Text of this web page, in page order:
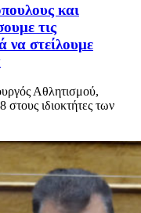
και
τις
να στείλουμε
Αθλητισμού,
ιδιοκτήτες των